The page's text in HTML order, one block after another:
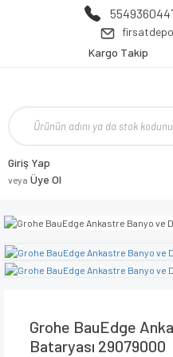
Kargo Takip
Giriş Yap
veya Üye Ol
Grohe BauEdge
Bataryası 29079000